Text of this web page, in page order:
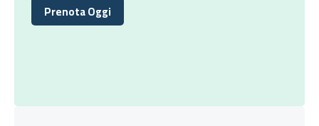
Prenota Oggi
Prenota Oggi